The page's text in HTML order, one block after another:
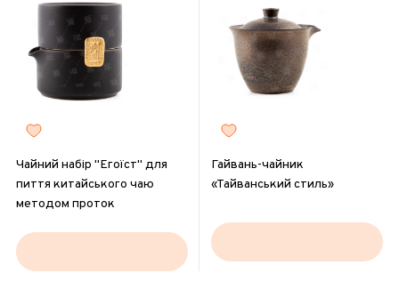
Чайний набір "Егоїст" для
пиття китайського чаю
методом проток
Гайвань-чайник
«Тайванський стиль»